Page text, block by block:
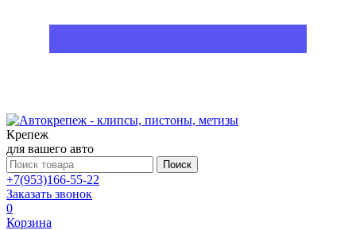
Крепеж
для вашего авто
Поиск
+7(953)166-55-22
Заказать звонок
0
Корзина